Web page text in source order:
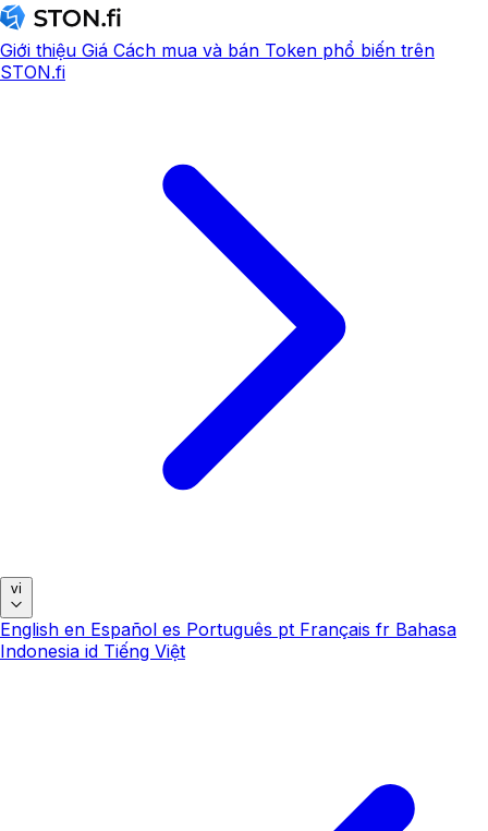
Giới thiệu Giá Cách mua và bán Token phổ biến trên
STON.fi
vi
English en Español es Português pt Français fr Bahasa
Indonesia id Tiếng Việt